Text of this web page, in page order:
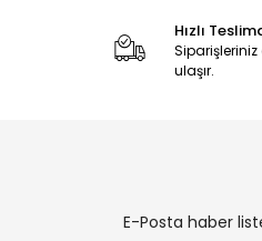
Hızlı
Siparişleriniz
ulaşır.
E-Posta haber